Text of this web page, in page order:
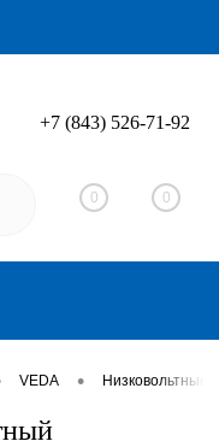
Вход Регистрация
+7 (843) 526-71-92
0 0
VEDA •